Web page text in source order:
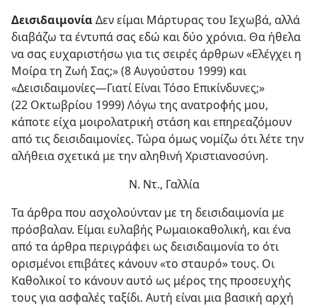
Δεισιδαιμονία
διαβάζω τα έντυπά σας εδώ και δύο χρόνια. Θα ήθελα
να σας ευχαριστήσω για τις σειρές άρθρων «Ελέγχει η
Μοίρα τη Ζωή Σας;» (8 Αυγούστου 1999) και
«Δεισιδαιμονίες​—Γιατί Είναι Τόσο Επικίνδυνες;»
(22 Οκτωβρίου 1999) Λόγω της ανατροφής μου,
κάποτε είχα μοιρολατρική στάση και επηρεαζόμουν
από τις δεισιδαιμονίες. Τώρα όμως νομίζω ότι λέτε την
αλήθεια σχετικά με την αληθινή Χριστιανοσύνη.
Ν. Ντ., Γαλλία
Τα άρθρα που ασχολούνταν με τη δεισιδαιμονία με
πρόσβαλαν. Είμαι ευλαβής Ρωμαιοκαθολική, και ένα
από τα άρθρα περιγράφει ως δεισιδαιμονία το ότι
ορισμένοι επιβάτες κάνουν «το σταυρό» τους. Οι
Καθολικοί το κάνουν αυτό ως μέρος της προσευχής
τους για ασφαλές ταξίδι. Αυτή είναι μια βασική αρχή